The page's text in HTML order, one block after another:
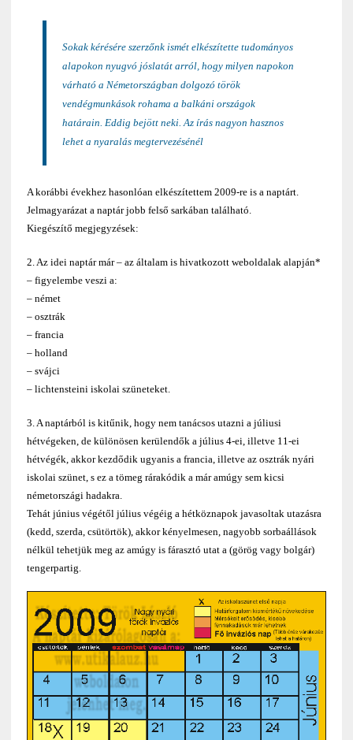
Sokak kérésére szerzőnk ismét elkészítette tudományos
alapokon nyugvó jóslatát arról, hogy milyen napokon
várható a Németországban dolgozó török
vendégmunkások rohama a balkáni országok
határain. Eddig bejött neki. Az írás nagyon hasznos
lehet a nyaralás megtervezésénél
A korábbi évekhez hasonlóan elkészítettem 2009-re is a naptárt.
Jelmagyarázat a naptár jobb felső sarkában található.
Kiegészítő megjegyzések:
2. Az idei naptár már – az általam is hivatkozott weboldalak alapján*
– figyelembe veszi a:
– német
– osztrák
– francia
– holland
– svájci
– lichtensteini iskolai szüneteket.
3. A naptárból is kitűnik, hogy nem tanácsos utazni a júliusi
hétvégeken, de különösen kerülendők a július 4-ei, illetve 11-ei
hétvégék, akkor kezdődik ugyanis a francia, illetve az osztrák nyári
iskolai szünet, s ez a tömeg rárakódik a már amúgy sem kicsi
németországi hadakra.
Tehát június végétől július végéig a hétköznapok javasoltak utazásra
(kedd, szerda, csütörtök), akkor kényelmesen, nagyobb sorbaállások
nélkül tehetjük meg az amúgy is fárasztó utat a (görög vagy bolgár)
tengerpartig.